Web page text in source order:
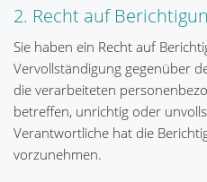
2. Recht auf
Sie haben ein Recht auf
Vervollständigung gegenüber
die verarbeiteten
betreffen, unrichtig oder
Verantwortliche hat die
vorzunehmen.